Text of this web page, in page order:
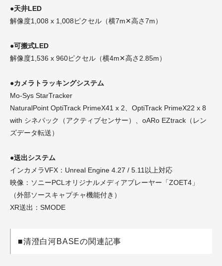
●天井LED
解像度1,008 x 1,008ピクセル（横7m✕高さ7m）
●可搬式LED
解像度1,536 x 960ピクセル（横4m✕高さ2.85m）
●カメラトラッキングシステム
Mo-Sys StarTracker
NaturalPoint OptiTrack PrimeX41 x 2、OptiTrack PrimeX22 x 8
with シネパック（アクティブセンサー）、oARo EZtrack（レン
ズデータ転送）
●送出システム
インカメラVFX：Unreal Engine 4.27 / 5.11以上対応
映像：ソニーPCLオリジナルメディアプレーヤー「ZOET4」
（外部ソースキャプチャ機能付き）
XR送出：SMODE
■清澄白河BASEの関連記事